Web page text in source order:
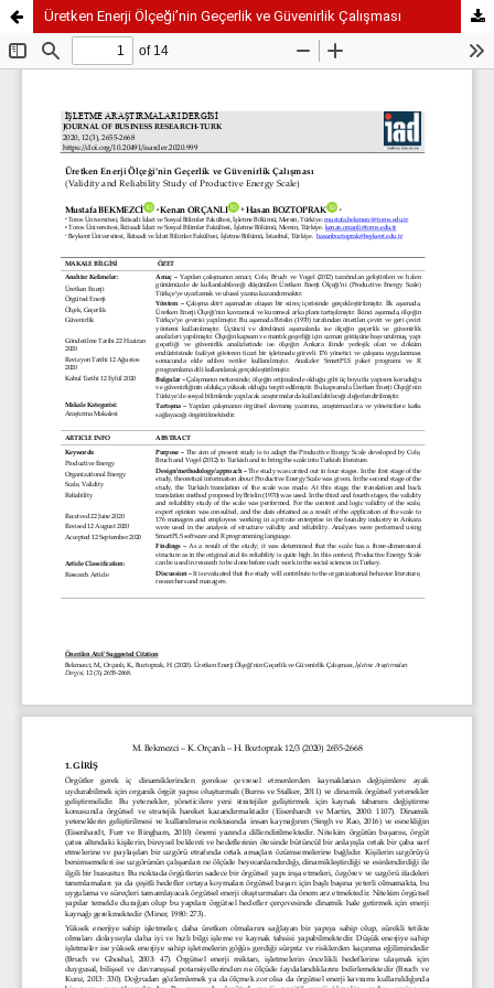
Üretken Enerji Ölçeği’nin Geçerlik ve Güvenirlik Çalışması